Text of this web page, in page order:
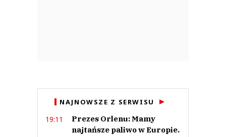
NAJNOWSZE Z SERWISU
19:11
Prezes Orlenu: Mamy
najtańsze paliwo w Europie.